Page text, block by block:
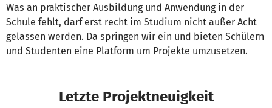
Was an praktischer Ausbildung und Anwendung in der
Schule fehlt, darf erst recht im Studium nicht außer Acht
gelassen werden. Da springen wir ein und bieten Schülern
und Studenten eine Platform um Projekte umzusetzen.
Letzte Projektneuigkeit